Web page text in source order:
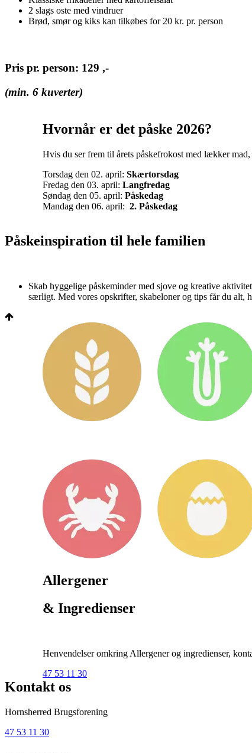
2 slags oste med vindruer
Brød, smør og kiks kan tilkøbes for 20 kr. pr. person
Pris pr. person: 129 ,-
(min. 6 kuverter)
Hvornår er det påske 2026?
Hvis du ser frem til årets påskefrokost med lækker
Torsdag den 02. april: Skærtorsdag
Fredag den 03. april: Langfredag
Søndag den 05. april: Påskedag
Mandag den 06. april: 2. Påskedag
Påskeinspiration til hele familien
Skab hyggelige påskeminder med sjove og kreative
særligt. Med vores opskrifter, skabeloner og tips får du alt,
Allergener
& Ingredienser
Henvendelser omkring Allergener og ingredienser,
47 53 11 30
Kontakt os
Hornsherred Brugsforening
47 53 11 30